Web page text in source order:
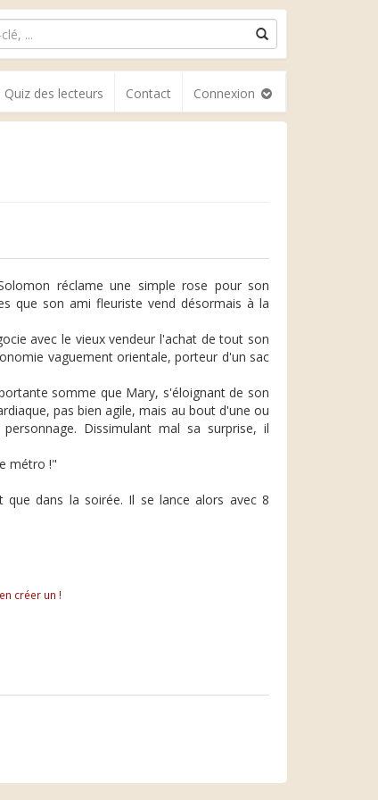
Quiz des lecteurs Contact Connexion
réclame une simple rose pour son
que son ami fleuriste vend désormais à la
avec le vieux vendeur l'achat de tout son
vaguement orientale, porteur d'un sac
somme que Mary, s'éloignant de son
pas bien agile, mais au bout d'une ou
Dissimulant mal sa surprise, il
métro !"
que dans la soirée. Il se lance alors avec 8
créer un !